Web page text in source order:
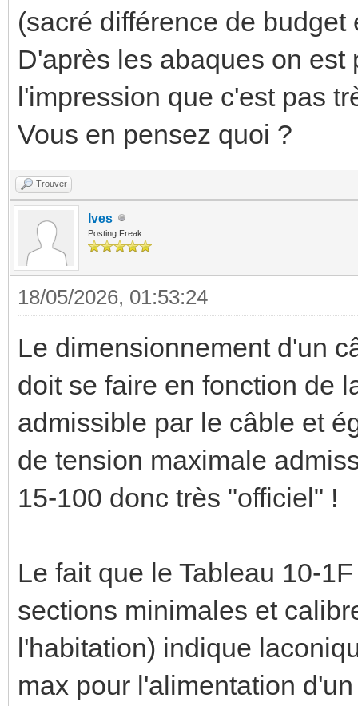
(sacré différence de
D'après les abaques on
l'impression que c'est pas
Vous en pensez quoi ?
Trouver
Ives
Posting Freak
18/05/2026, 01:53:24
Le dimensionnement d'un
doit se faire en fonction de
admissible par le câble et
de tension maximale
15-100 donc très "officiel" !
Le fait que le Tableau 10-
sections minimales et
l'habitation) indique
max pour l'alimentation